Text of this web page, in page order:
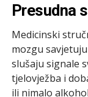
Presudna
Medicinski
mozgu
slušaju signale
tjelovježba i
ili nimalo